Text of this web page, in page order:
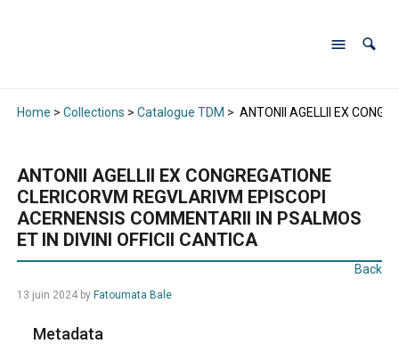
Home > Collections > Catalogue TDM > ANTONII AGELLII EX
ANTONII AGELLII EX CONGREGATIONE
CLERICORVM REGVLARIVM EPISCOPI
ACERNENSIS COMMENTARII IN PSALMOS
ET IN DIVINI OFFICII CANTICA
Back
13 juin 2024by Fatoumata Bale
Metadata